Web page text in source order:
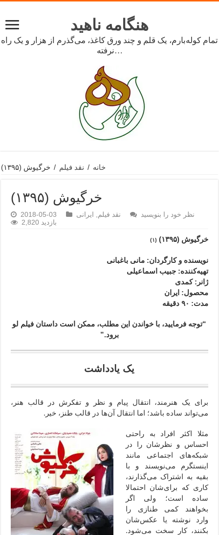
هنگامه ناهید
تمام کوله‌بارم، یک قلم و چند ورق کاغذ، می‌گذرم از هزار و یک راه
نرفته…
خانه / نقد فیلم / خرگیوش (۱۳۹۵)
خرگیوش (۱۳۹۵)
2018-05-03 نقد فیلم ایرانی
نظر خود را بنویسید
2,820 بازدید
خرگیوش (۱۳۹۵) (۱)
نویسنده و کارگردان: مانی باغبانی
تهیه‌کننده: جبیب اسماعیلی
ژانر : کمدی
محصول: ایران
مدت: ۹۰ دقیقه
“توجه فرمایید،‌ با خواندن این مطلب، ممکن است داستان فیلم لو
برود.”
برای یک هنرمند، انتقال پیام و نظر و تفکرش در قالب هنر،
می‌تواند ساده باشد؛ اما انتقال آن‌ها در قالب طنز، خیر.
مثلا اکثر افراد به راحتی
احساس و نظرشان را در
شبکه‌های اجتماعی مانند
اینستگرم می‌نویسند و با
بقیه به اشتراک می‌گذارند،
کاری که برای‌شان احتمالا
ساده است؛ ولی اگر
بخواهند کمی طنازی را
وارد نوشته یا عکس‌شان
بکنند، کار سخت می‌شود.